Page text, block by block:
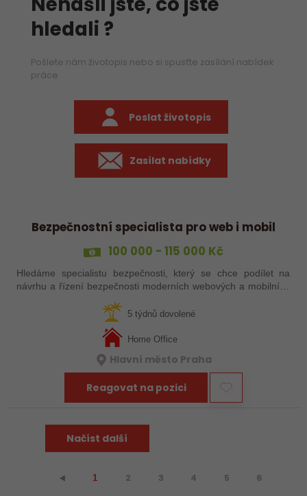
hledali ?
Pošlete nám životopis nebo si spusťte zasílání nabídek
práce
Poslat životopis
Zasílat nabídky
Bezpečnostní specialista pro web i mobil
100 000 - 115 000 Kč
Hledáme specialistu bezpečnosti, který se chce podílet na
návrhu a řízení bezpečnosti moderních webových a mobilních
5 týdnů dovolené
Home Office
Hlavní město Praha
Reagovat na pozici
Načíst další
⯇ 1 2 3 4 5 6